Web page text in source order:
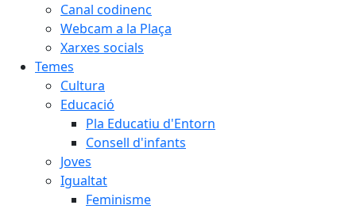
Canal codinenc
Webcam a la Plaça
Xarxes socials
Temes
Cultura
Educació
Pla Educatiu d'Entorn
Consell d'infants
Joves
Igualtat
Feminisme